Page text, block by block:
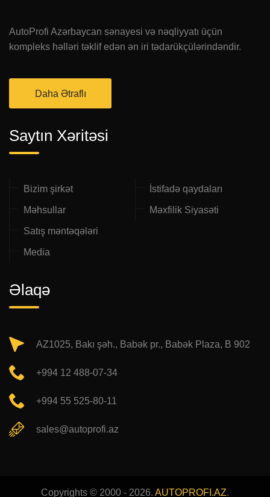
AutoProfi Azərbaycan sənayesi və nəqliyyatı üçün
kompleks həlləri təklif edən ən iri tədarükçülərindəndir.
Daha Ətraflı
Saytın Xəritəsi
Bizim şirkət
Məhsullar
Satış məntəqələri
Media
İstifadə qaydaları
Məxfilik Siyasəti
Əlaqə
AZ1025, Bakı şəh., Babək pr., Babək Plaza, B 902
+994 12 488-07-34
+994 55 525-80-11
sales@autoprofi.az
Copyrights © 2000 - 2026. AUTOPROFI.AZ.